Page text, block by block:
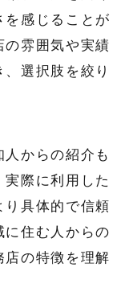
感じることが
雰囲気や実績
選択肢を絞り
からの紹介も
際に利用した
具体的で信頼
住む人からの
の特徴を理解